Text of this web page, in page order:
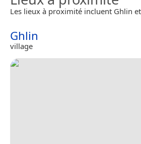
Les lieux à proximité incluent Ghlin et
Ghlin
village